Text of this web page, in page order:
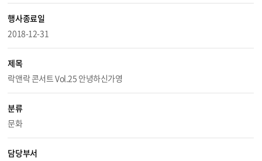
행사종료일
2018-12-31
제목
락앤락 콘서트 Vol.25 안녕하신가영
분류
문화
담당부서